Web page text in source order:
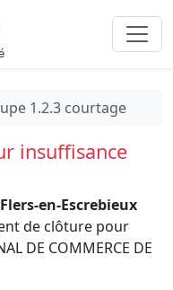
1.2.3 courtage
insuffisance
Flers-en-Escrebieux
de clôture pour
DE COMMERCE DE